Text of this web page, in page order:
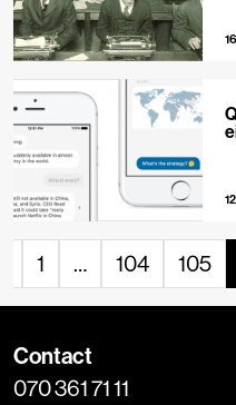
1 … 104 105
Contact
070 361 71 11